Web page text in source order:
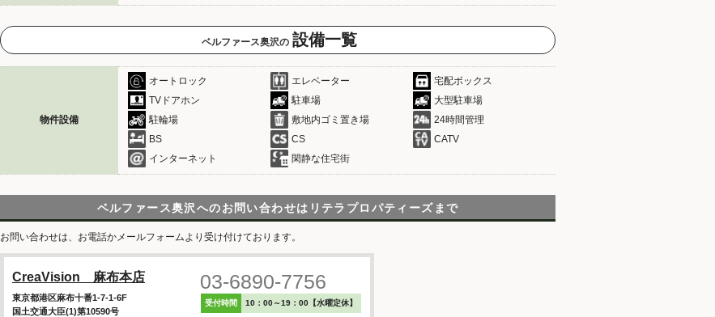
ベルファース奥沢の 設備一覧
物件設備
オートロック エレベーター
宅配ボックス
TVドアホン
駐車場
大型駐車場
駐輪場
敷地内ゴミ置き場
24時間管理
BS
CS
CATV
インターネット
閑静な住宅街
ベルファース奥沢へのお問い合わせは リテラプロパティーズまで
お問い合わせは、お電話かメールフォームより受け付けております。
CreaVision 麻布本店
東京都港区麻布十番1-7-1-6F
国土交通大臣(1)第10590号
03-6890-7756
受付時間 10：00～19：00【水曜定休】